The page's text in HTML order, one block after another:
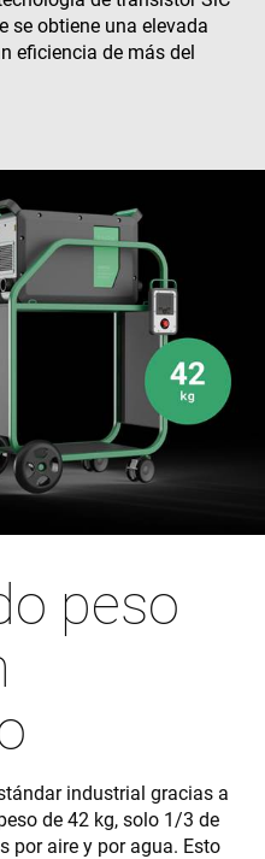
se obtiene una elevada
eficiencia de más del
peso
industrial gracias a
de 42 kg, solo 1/3 de
por aire y por agua. Esto